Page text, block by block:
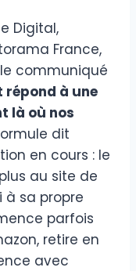
Digital,
France,
communiqué
à une
là où nos
dit
en cours : le
au site de
à sa propre
parfois
retire en
avec